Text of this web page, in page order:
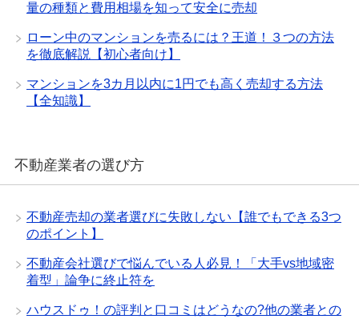
量の種類と費用相場を知って安全に売却
ローン中のマンションを売るには？王道！３つの方法
を徹底解説【初心者向け】
マンションを3カ月以内に1円でも高く売却する方法
【全知識】
不動産業者の選び方
不動産売却の業者選びに失敗しない【誰でもできる3つ
のポイント】
不動産会社選びで悩んでいる人必見！「大手vs地域密
着型」論争に終止符を
ハウスドゥ！の評判と口コミはどうなの?他の業者との